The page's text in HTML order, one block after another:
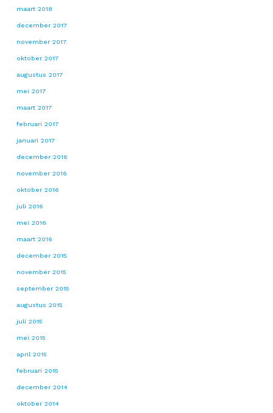
maart 2018
december 2017
november 2017
oktober 2017
augustus 2017
mei 2017
maart 2017
februari 2017
januari 2017
december 2016
november 2016
oktober 2016
juli 2016
mei 2016
maart 2016
december 2015
november 2015
september 2015
augustus 2015
juli 2015
mei 2015
april 2015
februari 2015
december 2014
oktober 2014